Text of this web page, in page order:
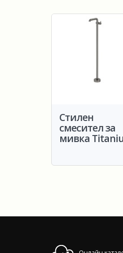
Стилен
смесител за
мивка